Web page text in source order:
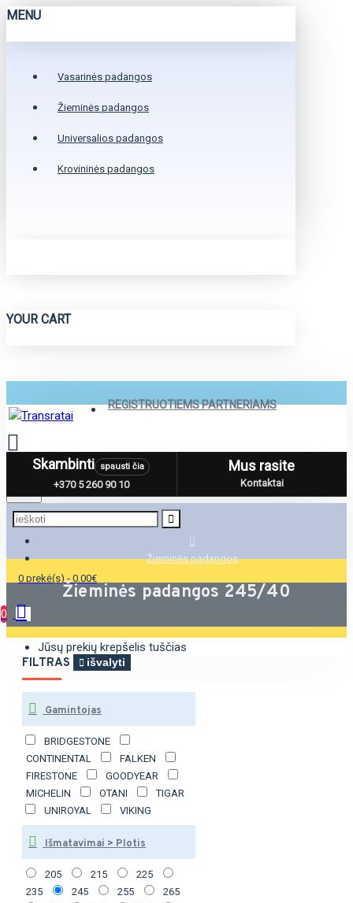
MENU
Vasarinės padangos
Žieminės padangos
Universalios padangos
Krovininės padangos
YOUR CART
REGISTRUOTIEMS PARTNERIAMS
Menu
0 prekė(s) - 0.00€
0
Jūsų prekių krepšelis tuščias
Skambinti spausti čia
+370 5 260 90 10
Mus rasite
Kontaktai
Žieminės padangos
Žieminės padangos 245/40
FILTRAS išvalyti
Gamintojas
BRIDGESTONE
CONTINENTAL
FALKEN
FIRESTONE
GOODYEAR
MICHELIN
OTANI
TIGAR
UNIROYAL
VIKING
Išmatavimai > Plotis
205 215
225
235
245 255
265